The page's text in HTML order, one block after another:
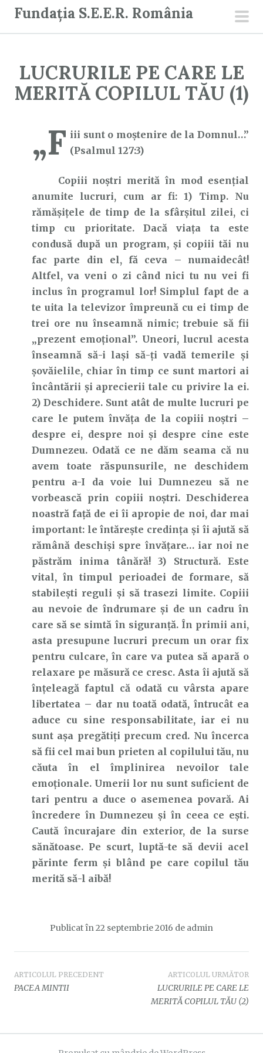
Fundația S.E.E.R. România
LUCRURILE PE CARE LE
MERITĂ COPILUL TĂU (1)
„F iii sunt o moştenire de la Domnul…”
(Psalmul 127:3)
Copiii noştri merită în mod esențial
anumite lucruri, cum ar fi: 1) Timp. Nu
rămăşiţele de timp de la sfârşitul zilei, ci
timp cu prioritate. Dacă viaţa ta este
condusă după un program, şi copiii tăi nu
fac parte din el, fă ceva – numaidecât!
Altfel, va veni o zi când nici tu nu vei fi
inclus în programul lor! Simplul fapt de a
te uita la televizor împreună cu ei timp de
trei ore nu înseamnă nimic; trebuie să fii
„prezent emoţional”. Uneori, lucrul acesta
înseamnă să-i laşi să-ţi vadă temerile şi
şovăielile, chiar în timp ce sunt martori ai
încântării şi aprecierii tale cu privire la ei.
2) Deschidere. Sunt atât de multe lucruri pe
care le putem învăţa de la copiii noştri –
despre ei, despre noi şi despre cine este
Dumnezeu. Odată ce ne dăm seama că nu
avem toate răspunsurile, ne deschidem
pentru a-I da voie lui Dumnezeu să ne
vorbească prin copiii noştri. Deschiderea
noastră față de ei îi apropie de noi, dar mai
important: le întăreşte credinţa și îi ajută să
rămână deschişi spre învăţare… iar noi ne
păstrăm inima tânără! 3) Structură. Este
vital, în timpul perioadei de formare, să
stabileşti reguli şi să trasezi limite. Copiii
au nevoie de îndrumare şi de un cadru în
care să se simtă în siguranţă. În primii ani,
asta presupune lucruri precum un orar fix
pentru culcare, în care va putea să apară o
relaxare pe măsură ce cresc. Asta îi ajută să
înţeleagă faptul că odată cu vârsta apare
libertatea – dar nu toată odată, întrucât ea
aduce cu sine responsabilitate, iar ei nu
sunt aşa pregătiţi precum cred. Nu încerca
să fii cel mai bun prieten al copilului tău, nu
căuta în el împlinirea nevoilor tale
emoţionale. Umerii lor nu sunt suficient de
tari pentru a duce o asemenea povară. Ai
încredere în Dumnezeu şi în ceea ce eşti.
Caută încurajare din exterior, de la surse
sănătoase. Pe scurt, luptă-te să devii acel
părinte ferm şi blând pe care copilul tău
merită să-l aibă!
Publicat în 22 septembrie 2016 de admin
Navigare
ARTICOLUL PRECEDENT
PACEA MINTII
ARTICOLUL URMĂTOR
LUCRURILE PE CARE LE
MERITĂ COPILUL TĂU (2)